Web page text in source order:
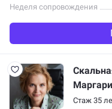
печенье. Не замечала
Неделя сопровождения
Стаж 35